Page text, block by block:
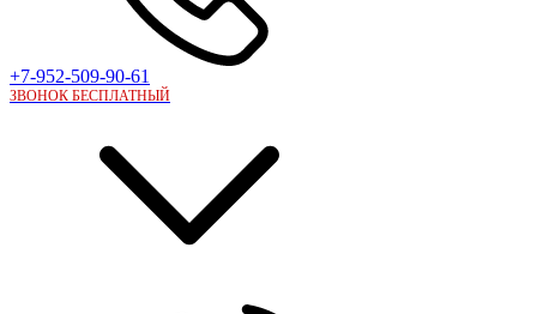
+7-952-509-90-61
ЗВОНОК БЕСПЛАТНЫЙ